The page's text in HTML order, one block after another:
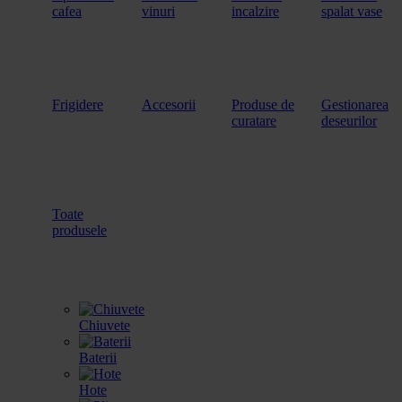
cafea
vinuri
incalzire
spalat vase
Frigidere Accesorii
Produse de
curatare
Gestionarea
deseurilor
Toate
produsele
Chiuvete
Baterii
Hote